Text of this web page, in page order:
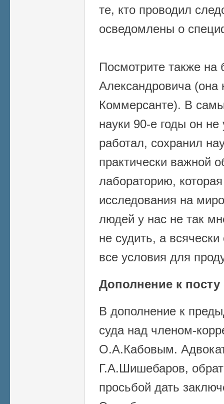
те, кто проводил
осведомлены о
Посмотрите также
Александровича (она
Коммерсанте). В
науки 90-е годы он
работал, сохранил
практически важной
лабораторию,
исследования на
людей у нас не так
не судить, а
все условия для
Дополнение к посту
В дополнение к
суда над членом-
О.А.Кабовым.
Г.А.Шишебаров,
просьбой дать